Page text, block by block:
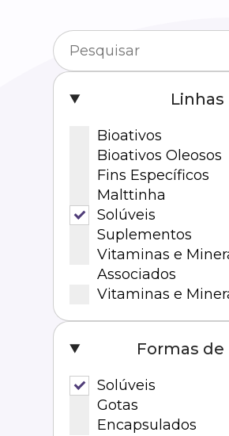
Linhas
Bioativos
Bioativos Oleosos
Fins Específicos
Malttinha
Solúveis
Suplementos
Vitaminas e
Associados
Vitaminas e
Formas de
Solúveis
Gotas
Encapsulados